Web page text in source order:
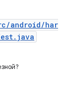
android/har